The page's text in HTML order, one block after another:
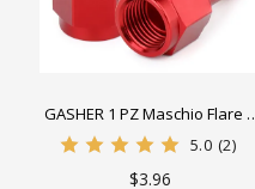
GASHER 1 PZ Maschio Flare a
Barb Dritto Girevole Raccordo
5.0 (2)
$3.96